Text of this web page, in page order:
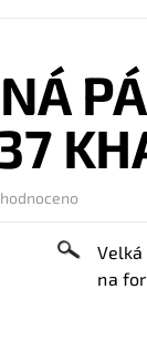
na